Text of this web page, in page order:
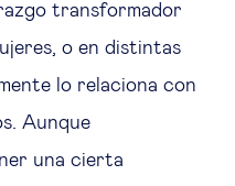
transformador
o en distintas
lo relaciona con
Aunque
una cierta